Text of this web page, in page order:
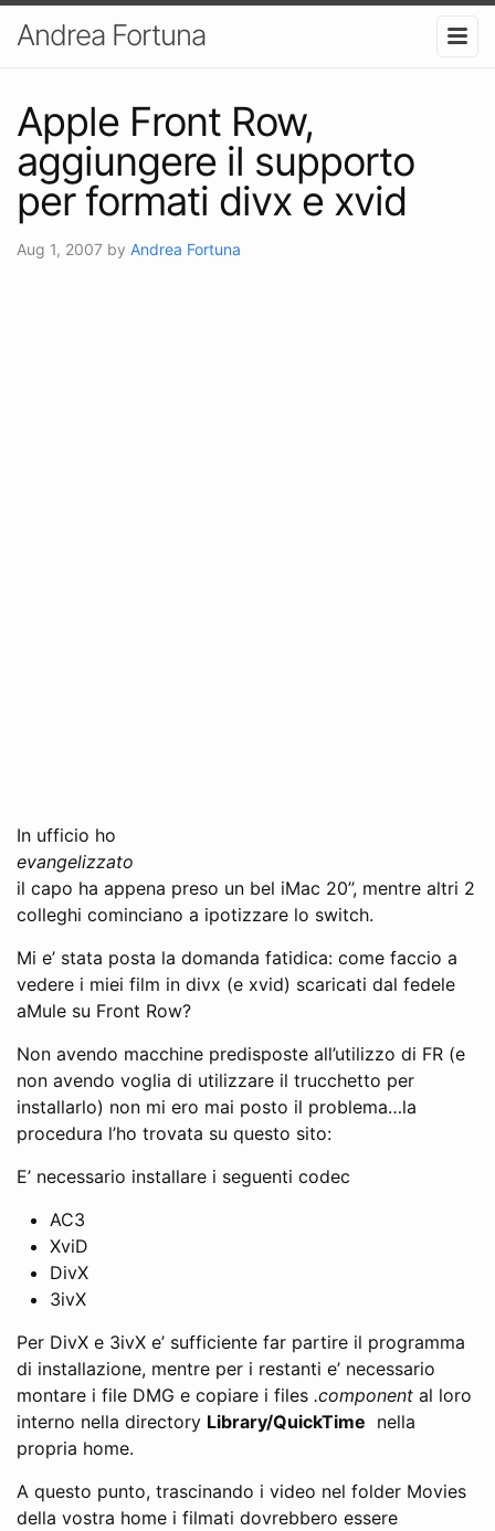
Andrea Fortuna
Apple Front Row,
aggiungere il supporto
per formati divx e xvid
Aug 1, 2007 by Andrea Fortuna
In ufficio ho
evangelizzato
il capo ha appena preso un bel iMac 20’’, mentre altri 2
colleghi cominciano a ipotizzare lo switch.
Mi e’ stata posta la domanda fatidica: come faccio a
vedere i miei film in divx (e xvid) scaricati dal fedele
aMule su Front Row?
Non avendo macchine predisposte all’utilizzo di FR (e
non avendo voglia di utilizzare il trucchetto per
installarlo) non mi ero mai posto il problema…la
procedura l’ho trovata su questo sito:
E’ necessario installare i seguenti codec
AC3
XviD
DivX
3ivX
Per DivX e 3ivX e’ sufficiente far partire il programma
di installazione, mentre per i restanti e’ necessario
montare i file DMG e copiare i files .component al loro
interno nella directory Library/QuickTime nella
propria home.
A questo punto, trascinando i video nel folder Movies
della vostra home i filmati dovrebbero essere